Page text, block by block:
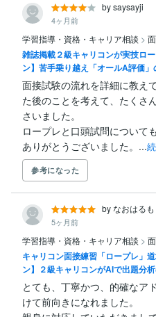
by saysayji
4ヶ月前
学習指導・資格・キャリア相談 >
雑誌掲載２級キャリコンが実技ロ
ン】苦手乗り越え「オールA評価
面接試験の流れを詳細に教え
た後のことを考えて、たくさ
さいました。
ロープレと口頭試問について
ありがとうございました。...
参考になった
by なおはるも
5ヶ月前
学習指導・資格・キャリア相談 >
キャリコン面接練習「ロープレ」
ン】２級キャリコンがAIで出題分
とても、丁寧かつ、的確なア
けて前向きになれました。